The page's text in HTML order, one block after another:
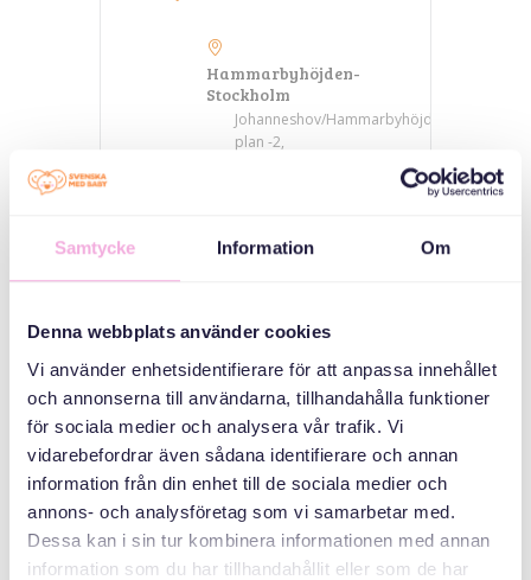
Samtycke Information Om
Denna webbplats använder cookies
Vi använder enhetsidentifierare för att anpassa innehållet
och annonserna till användarna, tillhandahålla funktioner
för sociala medier och analysera vår trafik. Vi
vidarebefordrar även sådana identifierare och annan
information från din enhet till de sociala medier och
annons- och analysföretag som vi samarbetar med.
Dessa kan i sin tur kombinera informationen med annan
information som du har tillhandahållit eller som de har
Hammarbyhöjden-
Stockholm
Johanneshov/Hammarbyhöjden
plan -2,
CATEGORIES
meet
ORGANIZER